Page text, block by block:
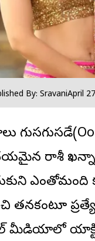
By: SravaniApril
రాశీ ఖ‌న్నా
ఎంతోమంది
త‌న‌కంటూ
మీడియాలో యాక్టివ్